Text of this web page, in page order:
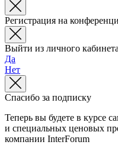
Регистрация на
Выйти из личного
Да
Нет
Спасибо за подписку
Теперь вы будете в курсе
и специальных ценовых
компании InterForum